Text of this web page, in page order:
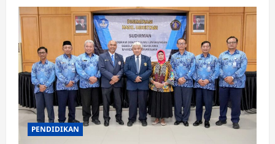
PENDIDIKAN